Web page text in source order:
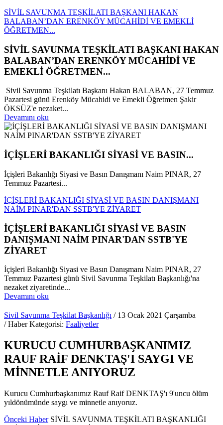
SİVİL SAVUNMA TEŞKİLATI BAŞKANI HAKAN
BALABAN’DAN ERENKÖY MÜCAHİDİ VE EMEKLİ
ÖĞRETMEN...
SİVİL SAVUNMA TEŞKİLATI BAŞKANI HAKAN
BALABAN’DAN ERENKÖY MÜCAHİDİ VE
EMEKLİ ÖĞRETMEN...
Sivil Savunma Teşkilatı Başkanı Hakan BALABAN, 27 Temmuz
Pazartesi günü Erenköy Mücahidi ve Emekli Öğretmen Şakir
ÖKSÜZ'e nezaket...
Devamını oku
İÇİŞLERİ BAKANLIĞI SİYASİ VE BASIN...
İçişleri Bakanlığı Siyasi ve Basın Danışmanı Naim PINAR, 27
Temmuz Pazartesi...
İÇİŞLERİ BAKANLIĞI SİYASİ VE BASIN DANIŞMANI
NAİM PINAR'DAN SSTB'YE ZİYARET
İÇİŞLERİ BAKANLIĞI SİYASİ VE BASIN
DANIŞMANI NAİM PINAR'DAN SSTB'YE
ZİYARET
İçişleri Bakanlığı Siyasi ve Basın Danışmanı Naim PINAR, 27
Temmuz Pazartesi günü Sivil Savunma Teşkilatı Başkanlığı'na
nezaket ziyaretinde...
Devamını oku
Sivil Savunma Teşkilat Başkanlığı / 13 Ocak 2021 Çarşamba
/ Haber Kategorisi: Faaliyetler
KURUCU CUMHURBAŞKANIMIZ
RAUF RAİF DENKTAŞ'I SAYGI VE
MİNNETLE ANIYORUZ
Kurucu Cumhurbaşkanımız Rauf Raif DENKTAŞ'ı 9'uncu ölüm
yıldönümünde saygı ve minnetle anıyoruz.
Önceki Haber SİVİL SAVUNMA TEŞKİLATI BAŞKANLIĞI